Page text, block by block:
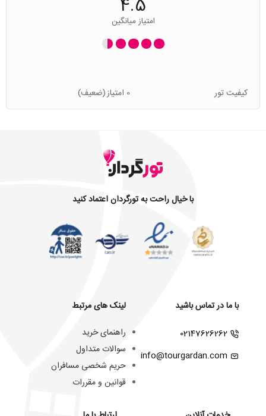
4.5
امتیاز میانگین
کیفیت تور 0 امتیاز (ضعیف)
با خیال راحت به تورگردان اعتماد کنید
با ما در تماس باشید
02147626262
info@tourgardan.com
لینک های مرتبط
راهنمای خرید
سوالات متداول
حریم شخصی مسافران
قوانین و مقررات